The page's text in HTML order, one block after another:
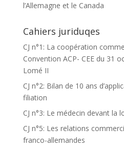
l’Allemagne et le Canada
Cahiers juriduqes
CJ n°1: La coopération
Convention ACP- CEE du 31
Lomé II
CJ n°2: Bilan de 10 ans
filiation
CJ n°3: Le médecin devant la
CJ n°5: Les relations
franco-allemandes